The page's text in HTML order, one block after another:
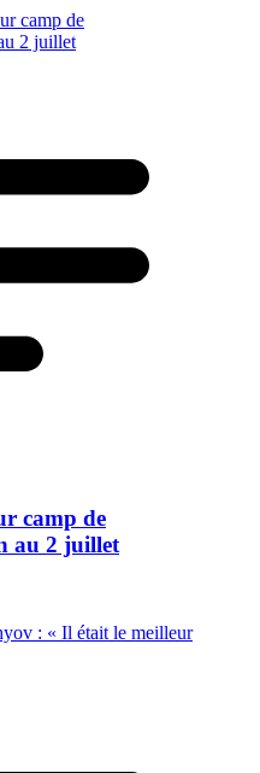
camp de
au 2 juillet